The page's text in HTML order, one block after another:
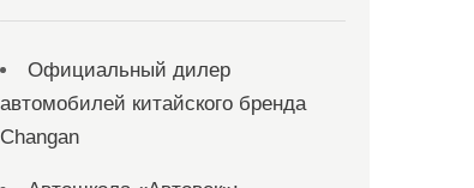
Официальный дилер
автомобилей китайского бренда
Changan